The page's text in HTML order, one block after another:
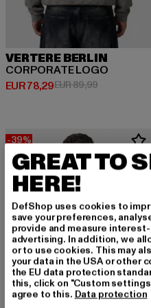
VERTERE BERLIN
CORPORATE LOGO
EUR 78,29
Huidige prijs: EUR 78,29
EUR 89,99Actieprijs:
-39%
GREAT TO
HERE!
DefShop uses cookies to
save your preferences,
provide and measure
advertising. In addition, we
or to use cookies. This may
your data in the USA or other
the EU data protection
this, click on "Custom
agree to this. Data protection